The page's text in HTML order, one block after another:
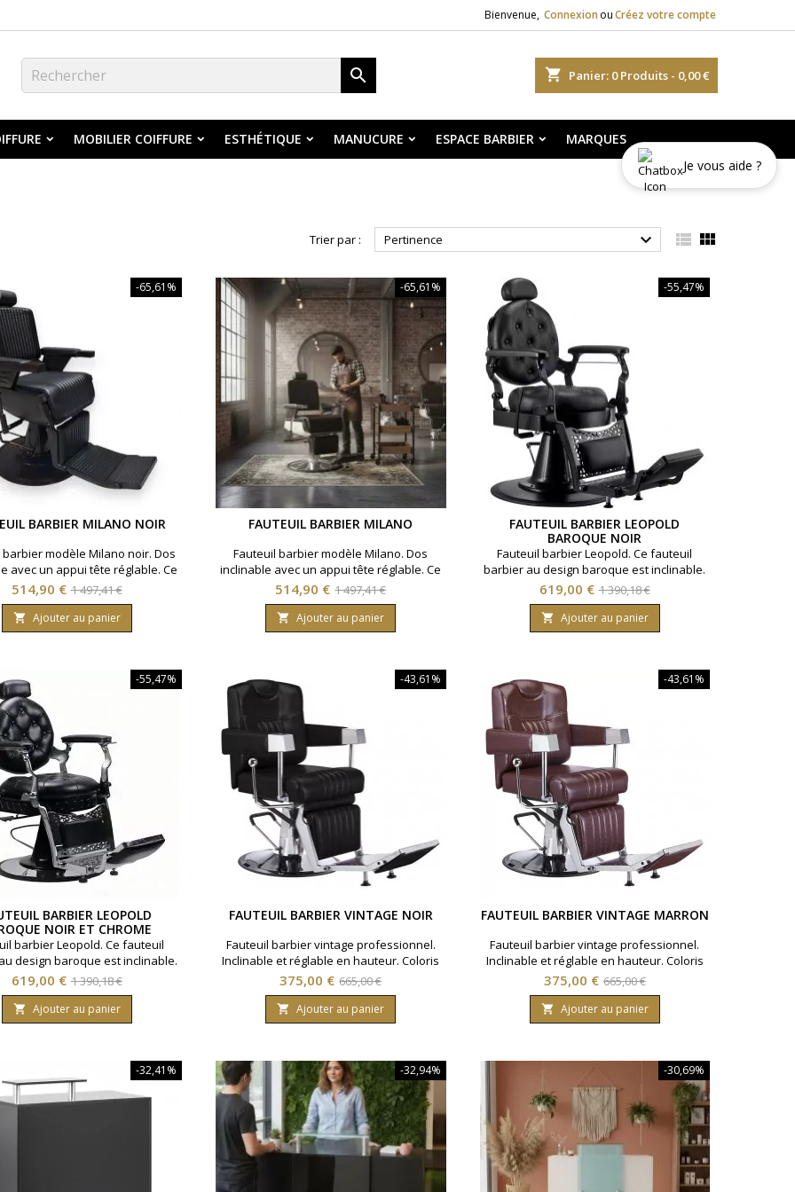
Bienvenue, Connexion ouCréez votre compte
shopping_cart Panier: 0Produits - 0,00 €

MOBILIER COIFFURE ESTHÉTIQUE MANUCURE ESPACE BARBIER MARQUES
Trier par : Pertinence   
-65,61%
BARBIER MILANO NOIR
barbier modèle Milano noir. Dos
avec un appui tête réglable. Ce
barbier pivote sur 360 degrés.
Prix
514,90 € Prix
de
base
1 497,41 €
 Ajouter au panier
-65,61%
FAUTEUIL BARBIER MILANO
Fauteuil barbier modèle Milano. Dos
inclinable avec un appui tête réglable. Ce
fauteuil barbier pivote sur 360 degrés.
Prix
514,90 € Prix
de
base
1 497,41 €
 Ajouter au panier
-55,47%
FAUTEUIL BARBIER LEOPOLD
BAROQUE NOIR
Fauteuil barbier Leopold. Ce fauteuil
barbier au design baroque est inclinable.
Hauteur réglable et têtière amovible.
Structure métallique. Revêtement PU
haute qualité. Coloris Noir.
Prix
619,00 € Prix
de
base
1 390,18 €
 Ajouter au panier
-55,47%
BARBIER LEOPOLD
NOIR ET CHROME
barbier Leopold. Ce fauteuil
design baroque est inclinable.
réglable et têtière amovible.
métallique. Revêtement PU
Coloris Noir et chrome.
Prix
619,00 € Prix
de
base
1 390,18 €
 Ajouter au panier
-43,61%
FAUTEUIL BARBIER VINTAGE NOIR
Fauteuil barbier vintage professionnel.
Inclinable et réglable en hauteur. Coloris
du fauteuil barbier: Noir.
Prix
375,00 € Prix
de
base
665,00 €
 Ajouter au panier
-43,61%
FAUTEUIL BARBIER VINTAGE MARRON
Fauteuil barbier vintage professionnel.
Inclinable et réglable en hauteur. Coloris
du fauteuil barbier: Marron.
Prix
375,00 € Prix
de
base
665,00 €
 Ajouter au panier
-32,41% -32,94% -30,69%
Je vous aide ?